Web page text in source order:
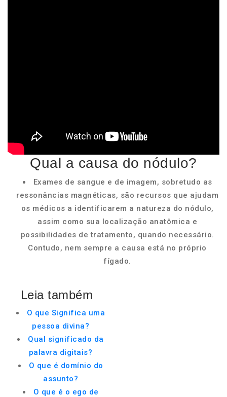
Qual a causa do nódulo?
Exames de sangue e de imagem, sobretudo as
ressonâncias magnéticas, são recursos que ajudam
os médicos a identificarem a natureza do nódulo,
assim como sua localização anatômica e
possibilidades de tratamento, quando necessário.
Contudo, nem sempre a causa está no próprio
fígado.
Leia também
O que Significa uma
pessoa divina?
Qual significado da
palavra digitais?
O que é domínio do
assunto?
O que é o ego de